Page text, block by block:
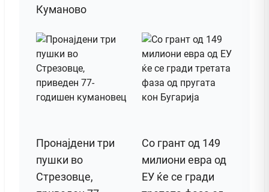
Куманово
Пронајдени три
пушки во
Стрезовце,
Со грант од 149
милиони евра од
ЕУ ќе се гради